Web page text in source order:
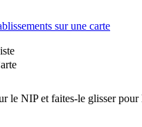
sur une carte
le NIP et faites-le glisser pour